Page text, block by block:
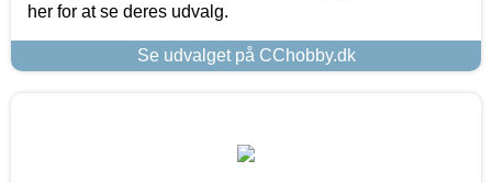
her for at se deres udvalg.
Se udvalget på CChobby.dk